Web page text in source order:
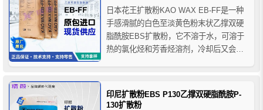
日本花王扩散粉KAO WAX EB-FF是一种
手感滑腻的白色至淡黄色粉末状乙撑双硬
脂酰胺EBS扩散粉，它不溶于水，可溶于
热的氯化烃和芳香烃溶剂，冷却后又会呈
棕油原产地)，由于生产工艺的不同，EB-
FF扩散粉耐温性和分散性更好，其最高加
印尼扩散粉EBS P130乙撑双硬脂酰胺P-
130扩散粉